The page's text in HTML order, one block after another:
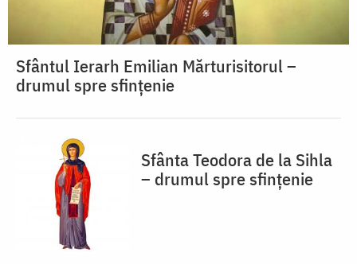
Sfântul Ierarh Emilian Mărturisitorul –
drumul spre sfințenie
Sfânta Teodora de la Sihla
– drumul spre sfințenie